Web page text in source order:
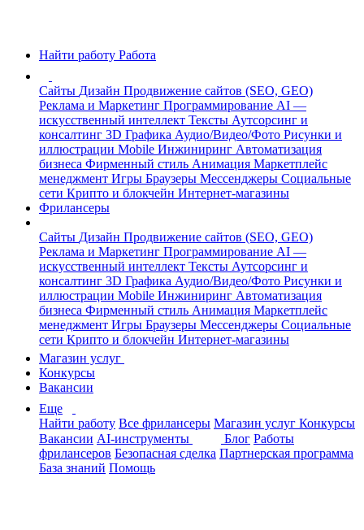
Найти работу Работа
Сайты Дизайн Продвижение сайтов (SEO, GEO)
Реклама и Маркетинг Программирование AI —
искусственный интеллект Тексты Аутсорсинг и
консалтинг 3D Графика Аудио/Видео/Фото Рисунки и
иллюстрации Mobile Инжиниринг Автоматизация
бизнеса Фирменный стиль Анимация Маркетплейс
менеджмент Игры Браузеры Мессенджеры Социальные
сети Крипто и блокчейн Интернет-магазины
Фрилансеры
Сайты Дизайн Продвижение сайтов (SEO, GEO)
Реклама и Маркетинг Программирование AI —
искусственный интеллект Тексты Аутсорсинг и
консалтинг 3D Графика Аудио/Видео/Фото Рисунки и
иллюстрации Mobile Инжиниринг Автоматизация
бизнеса Фирменный стиль Анимация Маркетплейс
менеджмент Игры Браузеры Мессенджеры Социальные
сети Крипто и блокчейн Интернет-магазины
Магазин услуг
Конкурсы
Вакансии
Еще
Найти работу Все фрилансеры Магазин услуг Конкурсы
Вакансии AI-инструменты Блог Работы
фрилансеров Безопасная сделка Партнерская программа
База знаний Помощь